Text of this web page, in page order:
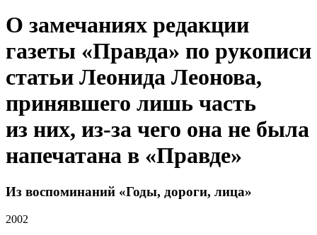
О замечаниях редакции
газеты «Правда» по рукописи
статьи Леонида Леонова,
принявшего лишь часть
из них, из-за чего она не была
напечатана в «Правде»
Из воспоминаний «Годы, дороги, лица»
2002